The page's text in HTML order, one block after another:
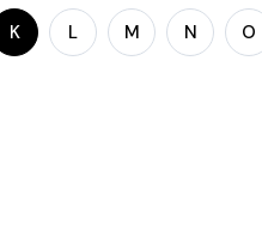
K L M N O